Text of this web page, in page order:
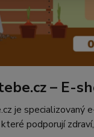
– E-
je specializovaný
které podporují